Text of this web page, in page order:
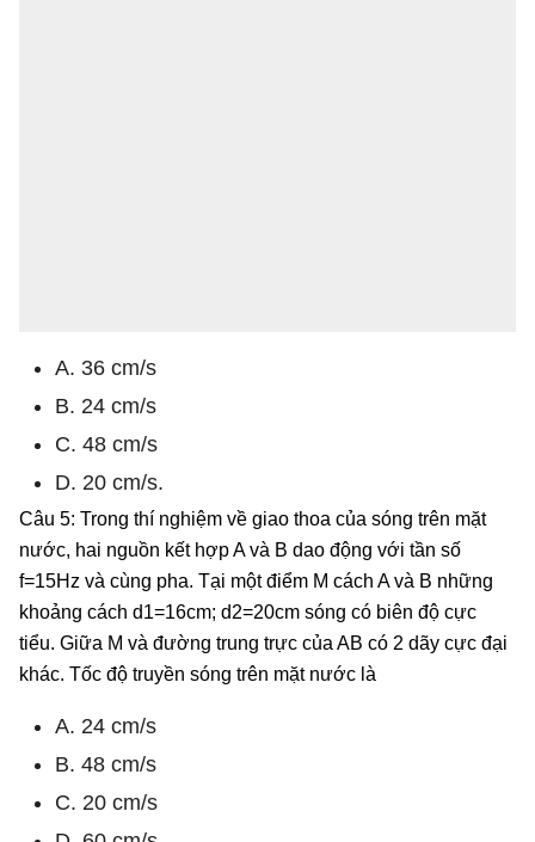
A. 36 cm/s
B. 24 cm/s
C. 48 cm/s
D. 20 cm/s.
Câu 5: Trong thí nghiệm về giao thoa của sóng trên mặt
nước, hai nguồn kết hợp A và B dao động với tần số
f=15Hz và cùng pha. Tại một điểm M cách A và B những
khoảng cách d1=16cm; d2=20cm sóng có biên độ cực
tiểu. Giữa M và đường trung trực của AB có 2 dãy cực đại
khác. Tốc độ truyền sóng trên mặt nước là
A. 24 cm/s
B. 48 cm/s
C. 20 cm/s